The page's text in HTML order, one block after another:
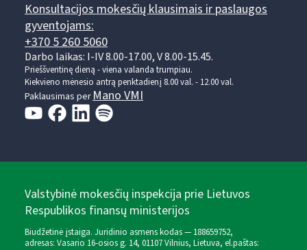
Konsultacijos mokesčių klausimais ir paslaugos
gyventojams:
+370 5 260 5060
Darbo laikas: I-IV 8.00-17.00, V 8.00-15.45.
Prieššventinę dieną - viena valanda trumpiau.
Kiekvieno mėnesio antrą penktadienį 8.00 val. - 12.00 val.
Paklausimas perMano VMI
Valstybinė mokesčių inspekcija prie Lietuvos
Respublikos finansų ministerijos
Biudžetinė įstaiga. Juridinio asmens kodas — 188659752,
adresas: Vasario 16-osios g. 14, 01107 Vilnius, Lietuva, el.paštas: